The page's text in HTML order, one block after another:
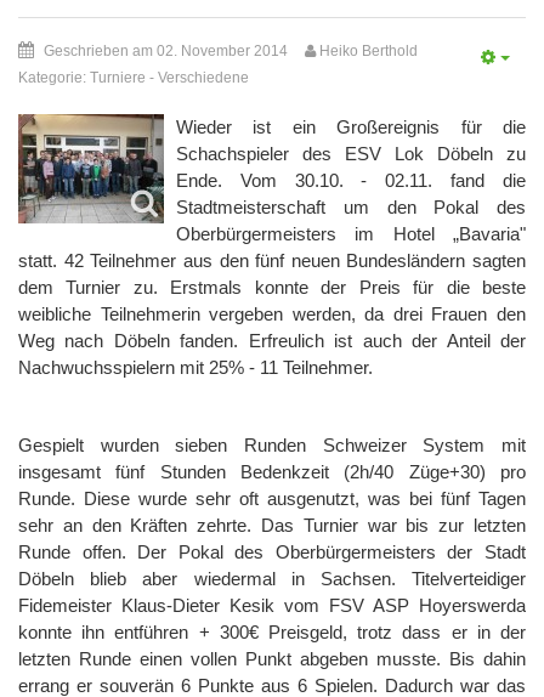
Geschrieben am 02. November 2014
Heiko Berthold
Kategorie: Turniere - Verschiedene
Wieder ist ein Großereignis für die
Schachspieler des ESV Lok Döbeln zu
Ende. Vom 30.10. - 02.11. fand die
Stadtmeisterschaft um den Pokal des
Oberbürgermeisters im Hotel „Bavaria"
statt. 42 Teilnehmer aus den fünf neuen Bundesländern sagten
dem Turnier zu. Erstmals konnte der Preis für die beste
weibliche Teilnehmerin vergeben werden, da drei Frauen den
Weg nach Döbeln fanden. Erfreulich ist auch der Anteil der
Nachwuchsspielern mit 25% - 11 Teilnehmer.
Gespielt wurden sieben Runden Schweizer System mit
insgesamt fünf Stunden Bedenkzeit (2h/40 Züge+30) pro
Runde. Diese wurde sehr oft ausgenutzt, was bei fünf Tagen
sehr an den Kräften zehrte. Das Turnier war bis zur letzten
Runde offen. Der Pokal des Oberbürgermeisters der Stadt
Döbeln blieb aber wiedermal in Sachsen. Titelverteidiger
Fidemeister Klaus-Dieter Kesik vom FSV ASP Hoyerswerda
konnte ihn entführen + 300€ Preisgeld, trotz dass er in der
letzten Runde einen vollen Punkt abgeben musste. Bis dahin
errang er souverän 6 Punkte aus 6 Spielen. Dadurch war das